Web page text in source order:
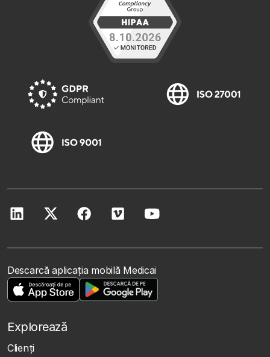
Descarcă aplicația mobilă Medicai
Explorează
Clienţi